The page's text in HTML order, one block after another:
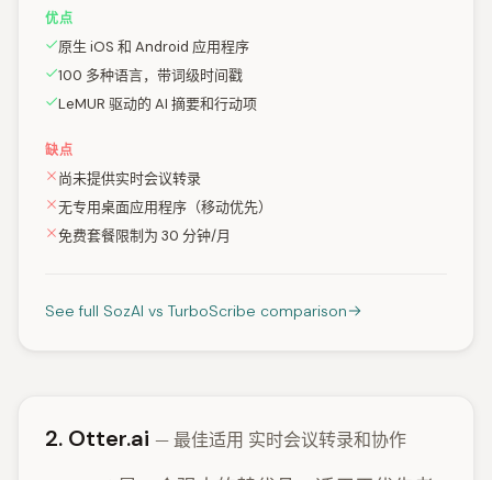
优点
原生 iOS 和 Android 应用程序
100 多种语言，带词级时间戳
LeMUR 驱动的 AI 摘要和行动项
缺点
尚未提供实时会议转录
无专用桌面应用程序（移动优先）
免费套餐限制为 30 分钟/月
See full SozAI vs TurboScribe comparison
2. Otter.ai — 最佳适用 实时会议转录和协作